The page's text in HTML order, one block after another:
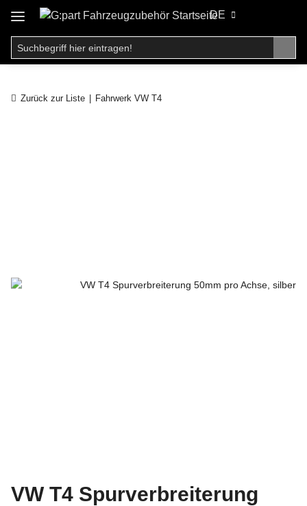
DE
Zurück zur Liste Fahrwerk VW T4
VW T4 Spurverbreiterung